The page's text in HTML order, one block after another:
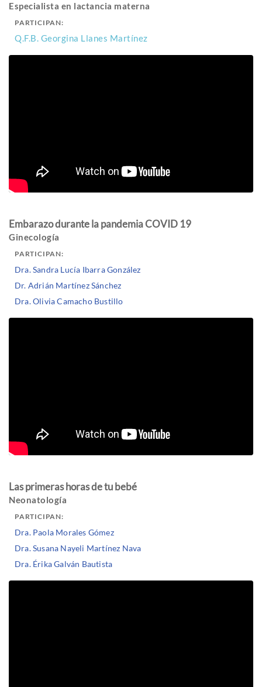
Especialista en lactancia materna
PARTICIPAN:
Q.F.B. Georgina Llanes Martínez
Embarazo durante la pandemia COVID 19
Ginecología
PARTICIPAN:
Dra. Sandra Lucía Ibarra González
Dr. Adrián Martínez Sánchez
Dra. Olivia Camacho Bustillo
Las primeras horas de tu bebé
Neonatología
PARTICIPAN:
Dra. Paola Morales Gómez
Dra. Susana Nayeli Martínez Nava
Dra. Érika Galván Bautista